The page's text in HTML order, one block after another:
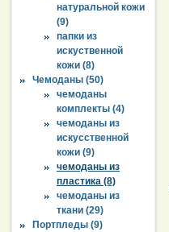
натуральной кожи
(9)
папки из
искуственной
кожи (8)
Чемоданы (50)
чемоданы
комплекты (4)
чемоданы из
искусственной
кожи (9)
чемоданы из
пластика (8)
чемоданы из
ткани (29)
Портпледы (9)